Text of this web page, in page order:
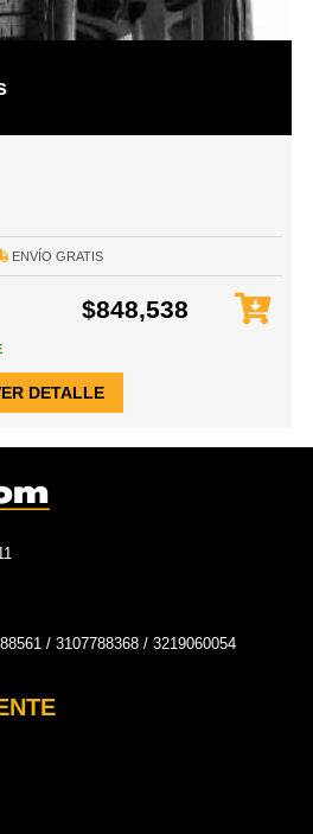
ENVÍO GRATIS
$848,538
DETALLE
/ 3107788368 / 3219060054